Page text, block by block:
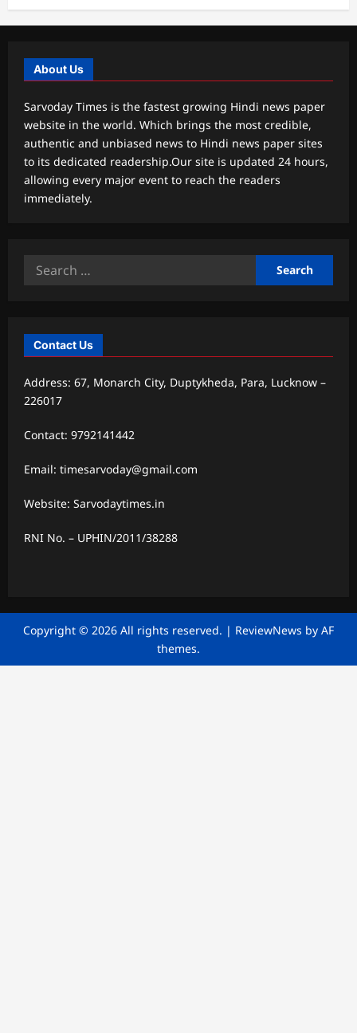
About Us
Sarvoday Times is the fastest growing Hindi news paper
website in the world. Which brings the most credible,
authentic and unbiased news to Hindi news paper sites
to its dedicated readership.Our site is updated 24 hours,
allowing every major event to reach the readers
immediately.
Search
Contact Us
Address: 67, Monarch City, Duptykheda, Para, Lucknow –
226017
Contact: 9792141442
Email: timesarvoday@gmail.com
Website: Sarvodaytimes.in
RNI No. – UPHIN/2011/38288
Copyright © 2026 All rights reserved. | ReviewNews by AF
themes.